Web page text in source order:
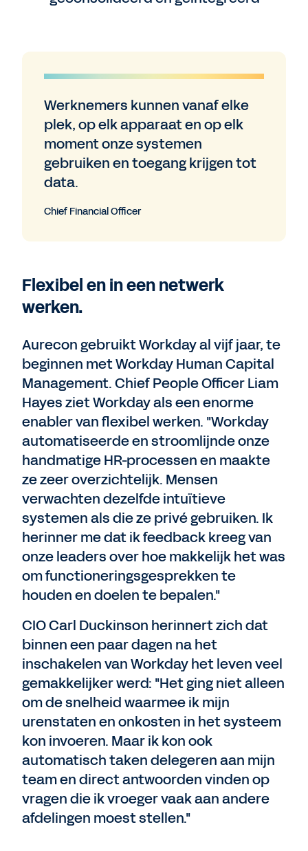
Werknemers kunnen vanaf elke
plek, op elk apparaat en op elk
moment onze systemen
gebruiken en toegang krijgen tot
data.
Chief Financial Officer
Flexibel en in een netwerk
werken.
Aurecon gebruikt Workday al vijf jaar, te
beginnen met Workday Human Capital
Management. Chief People Officer Liam
Hayes ziet Workday als een enorme
enabler van flexibel werken. "Workday
automatiseerde en stroomlijnde onze
handmatige HR-processen en maakte
ze zeer overzichtelijk. Mensen
verwachten dezelfde intuïtieve
systemen als die ze privé gebruiken. Ik
herinner me dat ik feedback kreeg van
onze leaders over hoe makkelijk het was
om functioneringsgesprekken te
houden en doelen te bepalen."
CIO Carl Duckinson herinnert zich dat
binnen een paar dagen na het
inschakelen van Workday het leven veel
gemakkelijker werd: "Het ging niet alleen
om de snelheid waarmee ik mijn
urenstaten en onkosten in het systeem
kon invoeren. Maar ik kon ook
automatisch taken delegeren aan mijn
team en direct antwoorden vinden op
vragen die ik vroeger vaak aan andere
afdelingen moest stellen."